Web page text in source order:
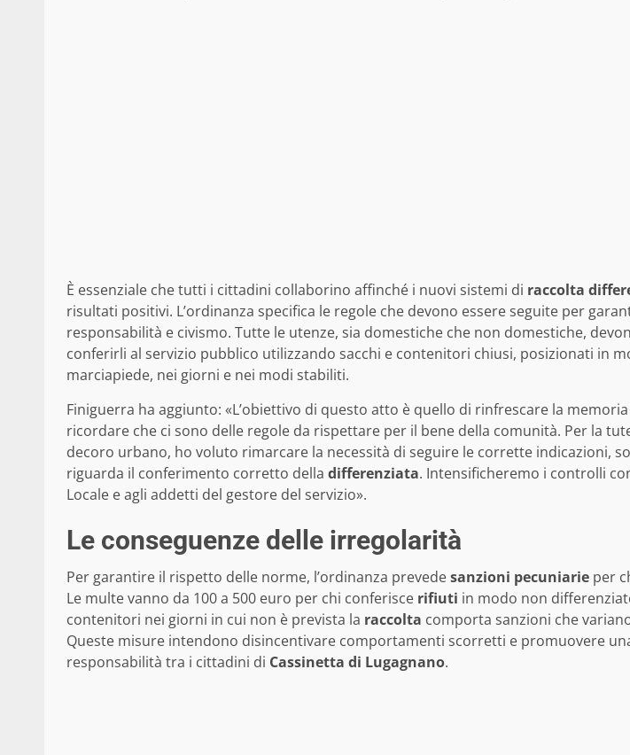
È essenziale che tutti i cittadini collaborino affinché i nuovi sistemi di raccolta
risultati positivi. L’ordinanza specifica le regole che devono essere seguite per
responsabilità e civismo. Tutte le utenze, sia domestiche che non domestiche,
conferirli al servizio pubblico utilizzando sacchi e contenitori chiusi, posizionati in
marciapiede, nei giorni e nei modi stabiliti.
Finiguerra ha aggiunto: «L’obiettivo di questo atto è quello di rinfrescare la
ricordare che ci sono delle regole da rispettare per il bene della comunità. Per la
decoro urbano, ho voluto rimarcare la necessità di seguire le corrette indicazioni,
riguarda il conferimento corretto della differenziata. Intensificheremo i controlli
Locale e agli addetti del gestore del servizio».
Le conseguenze delle irregolarità
Per garantire il rispetto delle norme, l’ordinanza prevedesanzioni pecuniarie per
Le multe vanno da 100 a 500 euro per chi conferisce rifiuti in modo non
contenitori nei giorni in cui non è prevista la raccolta comporta sanzioni che
Queste misure intendono disincentivare comportamenti scorretti e promuovere
responsabilità tra i cittadini di Cassinetta di Lugagnano.